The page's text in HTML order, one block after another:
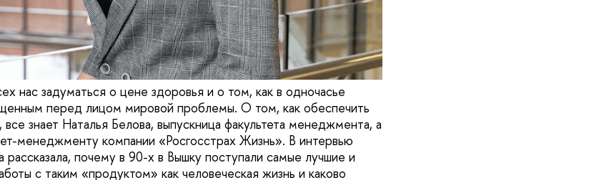
нас задуматься о цене здоровья и о том, как в одночасье
перед лицом мировой проблемы. О том, как обеспечить
знает Наталья Белова, выпускница факультета менеджмента, а
менеджменту компании «Росгосстрах Жизнь». В интервью
почему в 90-х в Вышку поступали самые лучшие и
с таким «продуктом» как человеческая жизнь и каково